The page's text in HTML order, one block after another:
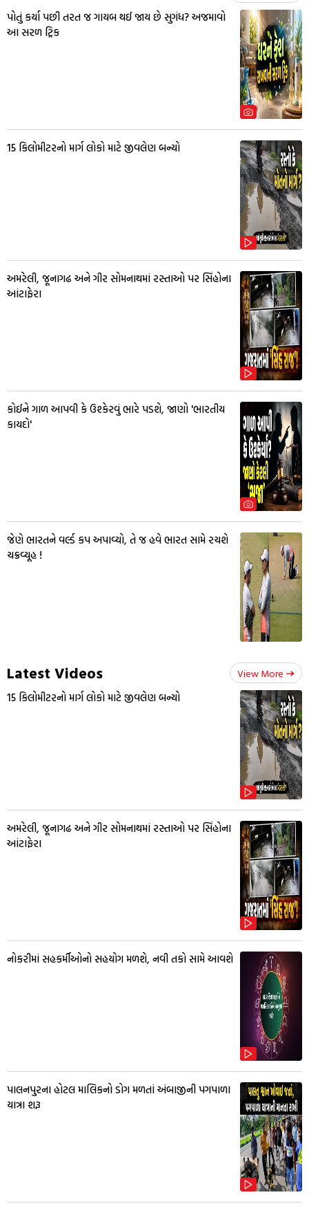
પોતું કર્યા પછી તરત જ ગાયબ થઈ જાય છે સુગંધ? અજમાવો
આ સરળ ટ્રિક
15 કિલોમીટરનો માર્ગ લોકો માટે જીવલેણ બન્યો
અમરેલી, જૂનાગઢ અને ગીર સોમનાથમાં રસ્તાઓ પર સિંહોના
આંટાફેરા
કોઈને ગાળ આપવી કે ઉશ્કેરવું ભારે પડશે, જાણો 'ભારતીય
કાયદો'
જેણે ભારતને વર્લ્ડ કપ અપાવ્યો, તે જ હવે ભારત સામે રચશે
ચક્રવ્યૂહ !
Latest Videos View More
15 કિલોમીટરનો માર્ગ લોકો માટે જીવલેણ બન્યો
અમરેલી, જૂનાગઢ અને ગીર સોમનાથમાં રસ્તાઓ પર સિંહોના
આંટાફેરા
નોકરીમાં સહકર્મીઓનો સહયોગ મળશે, નવી તકો સામે આવશે
પાલનપુરના હોટલ માલિકનો ડોગ મળતાં અંબાજીની પગપાળા
યાત્રા શરૂ